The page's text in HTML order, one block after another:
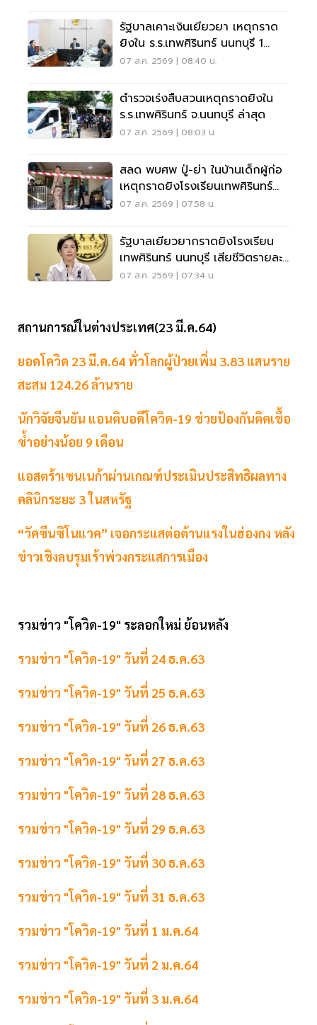
รัฐบาลเคาะเงินเยียวยา เหตุกราด
ยิงใน ร.ร.เทพศิรินทร์ นนทบุรี 1
แสน-1ล้าน
07 ส.ค. 2569 | 08:40 น.
ตำรวจเร่งสืบสวนเหตุกราดยิงใน
ร.ร.เทพศิรินทร์ จ.นนทบุรี ล่าสุด
07 ส.ค. 2569 | 08:03 น.
สลด พบศพ ปู่-ย่า ในบ้านเด็กผู้ก่อ
เหตุกราดยิงโรงเรียนเทพศิรินทร์
นนทบุรี
07 ส.ค. 2569 | 07:58 น.
รัฐบาลเยียวยากราดยิงโรงเรียน
เทพศิรินทร์ นนทบุรี เสียชีวิตรายละ
1 ล้าน
07 ส.ค. 2569 | 07:34 น.
สถานการณ์ในต่างประเทศ(23 มี.ค.64)
ยอดโควิด 23 มี.ค.64 ทั่วโลกผู้ป่วยเพิ่ม 3.83 แสนราย
สะสม 124.26 ล้านราย
นักวิจัยจีนยัน แอนติบอดีโควิด-19 ช่วยป้องกันติดเชื้อ
ซ้ำอย่างน้อย 9 เดือน
แอสตร้าเซนเนก้าผ่านเกณฑ์ประเมินประสิทธิผลทาง
คลินิกระยะ 3 ในสหรัฐ
“วัคซีนซิโนแวค” เจอกระแสต่อต้านแรงในฮ่องกง หลัง
ข่าวเชิงลบรุมเร้าพ่วงกระแสการเมือง
รวมข่าว "โควิด-19" ระลอกใหม่ ย้อนหลัง
รวมข่าว "โควิด-19" วันที่ 24 ธ.ค.63
รวมข่าว "โควิด-19" วันที่ 25 ธ.ค.63
รวมข่าว "โควิด-19" วันที่ 26 ธ.ค.63
รวมข่าว "โควิด-19" วันที่ 27 ธ.ค.63
รวมข่าว "โควิด-19" วันที่ 28 ธ.ค.63
รวมข่าว "โควิด-19" วันที่ 29 ธ.ค.63
รวมข่าว "โควิด-19" วันที่ 30 ธ.ค.63
รวมข่าว "โควิด-19" วันที่ 31 ธ.ค.63
รวมข่าว "โควิด-19" วันที่ 1 ม.ค.64
รวมข่าว "โควิด-19" วันที่ 2 ม.ค.64
รวมข่าว "โควิด-19" วันที่ 3 ม.ค.64